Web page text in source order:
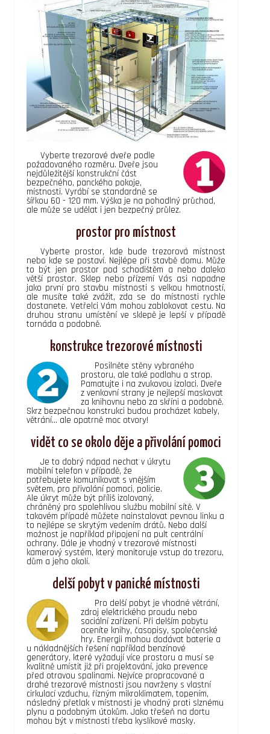
Vyberte trezorové dveře podle
požadovaného rozměru. Dveře jsou
nejdůležitější konstrukční část
bezpečného, panckého pokoje,
místnosti. Vyrábí se standardně se
šířkou 60 - 120 mm. Výška je na pohodlný průchod,
ale může se udělat i jen bezpečný průlez.
prostor pro místnost
Vyberte prostor, kde bude trezorová místnost
nebo kde se postaví. Nejlépe při stavbě domu. Může
to být jen prostor pod schodištěm a nebo daleko
větší prostor. Sklep nebo přízemí Vás asi napadne
jako první pro stavbu místnosti s velkou hmotností,
ale musíte také zvážit, zda se do místnosti rychle
dostanete. Vetřelci Vám mohou zablokovat cestu. Na
druhou stranu umístění ve sklepě je lepší v případě
tornáda a podobně.
konstrukce trezorové místnosti
Posilněte stěny vybraného
prostoru, ale také podlahu a strop.
Pamatujte i na zvukovou izolaci. Dveře
z venkovní strany je nejlepší maskovat
za knihovnu nebo za skříni a podobně.
Skrz bezpečnou konstrukci budou procházet kabely,
větrání... ale opatrně moc otvory!
vidět co se okolo děje a přivolání pomoci
Je to dobrý nápad nechat v úkrytu
mobilní telefon v případě, že
potřebujete komunikovat s vnějším
světem, pro přivolání pomoci, policie.
Ale úkryt může být příliš izolovaný,
chráněný pro spolehlivou službu mobilní sítě. V
takovém případě můžete nainstalovat pevnou linku a
to nejlépe se skrytým vedením drátů. Nebo další
možnost je například připojení na pult centrální
ochrany. Dále je vhodný v trezorové místnosti
kamerový systém, který monitoruje vstup do trezoru,
dům a jeho okolí.
delší pobyt v panické místnosti
Pro delší pobyt je vhodné větrání,
zdroj elektrického proudu nebo
sociální zařízení. Při delším pobytu
oceníte knihy, časopisy, společenské
hry. Energii mohou dodávat baterie a
u nákladnějších řešení například benzínové
generátory, které vyžadují více prostoru a musí se
kvalitně umístit již při projektování, jako prevence
před otravou spalinami. Nejvíce propracované a
drahé trezorové místnosti jsou navrženy s vlastní
cirkulací vzduchu, řízným mikroklimatem, topením,
následný přetlak v místnosti je vhodný proti slznému
plynu a podobným útokům. Jako třešeň na dortu
mohou být v místnosti třeba kyslíkové masky.